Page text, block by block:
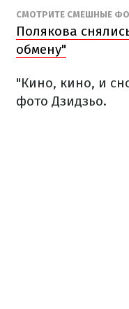
СМОТРИТЕ СМЕШНЫЕ
Полякова
обмену"
"Кино, кино, и
фото Дзидзьо.